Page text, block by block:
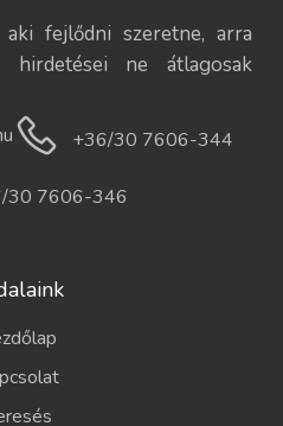
aki fejlődni szeretne, arra
ne átlagosak
+36/30 7606-344
30 7606-346